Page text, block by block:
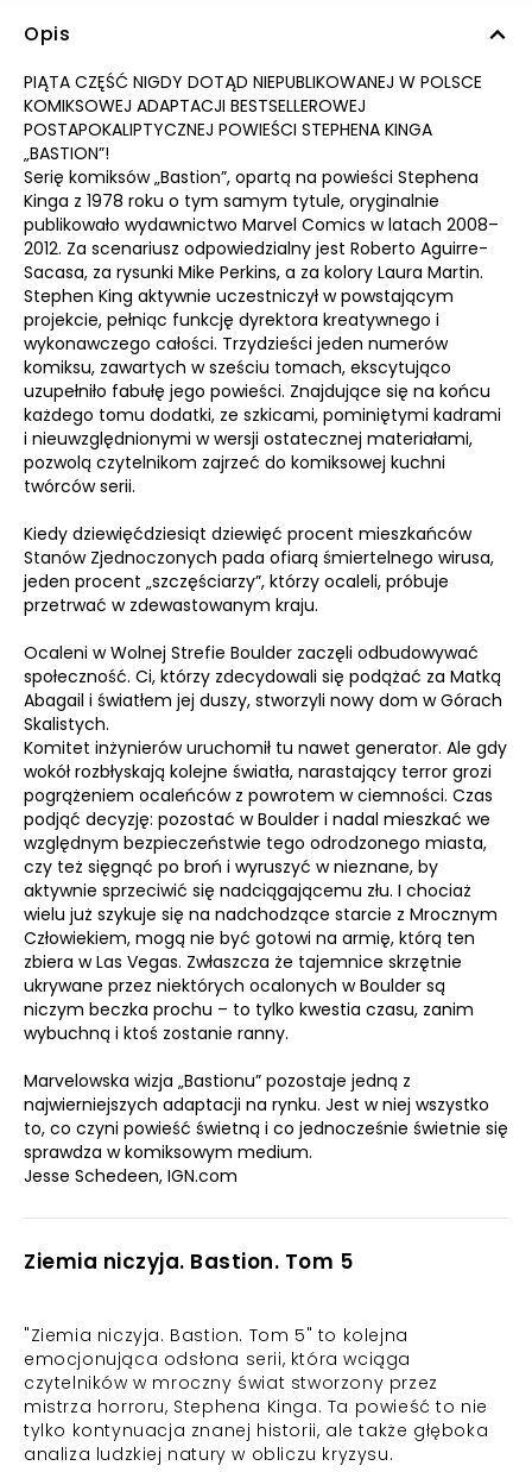
Opis
PIĄTA CZĘŚĆ NIGDY DOTĄD NIEPUBLIKOWANEJ W POLSCE
KOMIKSOWEJ ADAPTACJI BESTSELLEROWEJ
POSTAPOKALIPTYCZNEJ POWIEŚCI STEPHENA KINGA
„BASTION”!
Serię komiksów „Bastion”, opartą na powieści Stephena
Kinga z 1978 roku o tym samym tytule, oryginalnie
publikowało wydawnictwo Marvel Comics w latach 2008–
2012. Za scenariusz odpowiedzialny jest Roberto Aguirre-
Sacasa, za rysunki Mike Perkins, a za kolory Laura Martin.
Stephen King aktywnie uczestniczył w powstającym
projekcie, pełniąc funkcję dyrektora kreatywnego i
wykonawczego całości. Trzydzieści jeden numerów
komiksu, zawartych w sześciu tomach, ekscytująco
uzupełniło fabułę jego powieści. Znajdujące się na końcu
każdego tomu dodatki, ze szkicami, pominiętymi kadrami
i nieuwzględnionymi w wersji ostatecznej materiałami,
pozwolą czytelnikom zajrzeć do komiksowej kuchni
twórców serii.
Kiedy dziewięćdziesiąt dziewięć procent mieszkańców
Stanów Zjednoczonych pada ofiarą śmiertelnego wirusa,
jeden procent „szczęściarzy”, którzy ocaleli, próbuje
przetrwać w zdewastowanym kraju.
Ocaleni w Wolnej Strefie Boulder zaczęli odbudowywać
społeczność. Ci, którzy zdecydowali się podążać za Matką
Abagail i światłem jej duszy, stworzyli nowy dom w Górach
Skalistych.
Komitet inżynierów uruchomił tu nawet generator. Ale gdy
wokół rozbłyskają kolejne światła, narastający terror grozi
pogrążeniem ocaleńców z powrotem w ciemności. Czas
podjąć decyzję: pozostać w Boulder i nadal mieszkać we
względnym bezpieczeństwie tego odrodzonego miasta,
czy też sięgnąć po broń i wyruszyć w nieznane, by
aktywnie sprzeciwić się nadciągającemu złu. I chociaż
wielu już szykuje się na nadchodzące starcie z Mrocznym
Człowiekiem, mogą nie być gotowi na armię, którą ten
zbiera w Las Vegas. Zwłaszcza że tajemnice skrzętnie
ukrywane przez niektórych ocalonych w Boulder są
niczym beczka prochu – to tylko kwestia czasu, zanim
wybuchną i ktoś zostanie ranny.
Marvelowska wizja „Bastionu” pozostaje jedną z
najwierniejszych adaptacji na rynku. Jest w niej wszystko
to, co czyni powieść świetną i co jednocześnie świetnie się
sprawdza w komiksowym medium.
Jesse Schedeen, IGN.com
Ziemia niczyja. Bastion. Tom 5
"Ziemia niczyja. Bastion. Tom 5" to kolejna
emocjonująca odsłona serii, która wciąga
czytelników w mroczny świat stworzony przez
mistrza horroru, Stephena Kinga. Ta powieść to nie
tylko kontynuacja znanej historii, ale także głęboka
analiza ludzkiej natury w obliczu kryzysu.